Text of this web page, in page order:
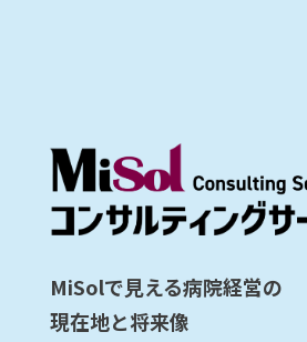
MiSolで見える病院経営の
現在地と将来像